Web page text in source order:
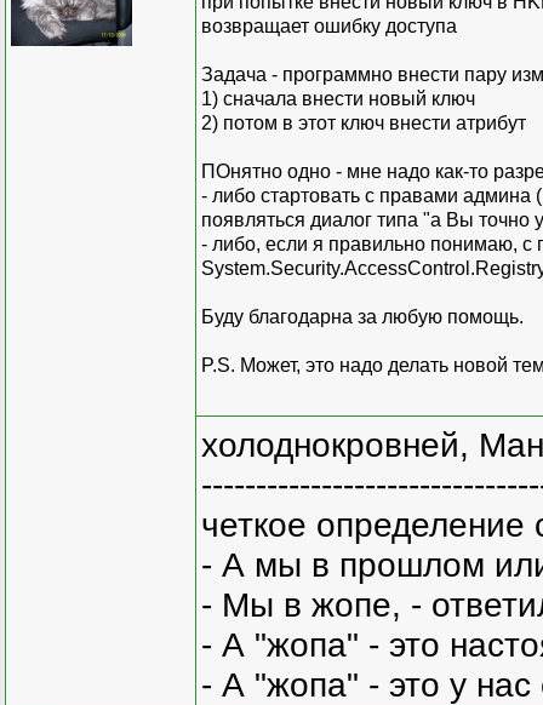
возвращает ошибку доступа
Задача - программно внести пару
1) сначала внести новый ключ
2) потом в этот ключ внести атрибут
ПОнятно одно - мне надо как-то
- либо стартовать с правами админа
появляться диалог типа "а Вы точно
- либо, если я правильно понимаю,
Буду благодарна за любую помощь.
P.S. Может, это надо делать новой
холоднокровней,
четкое
- А мы в прошлом
- Мы в жопе, -
- А "жопа" - это
- А "жопа" - это у